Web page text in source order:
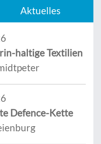
Aktuelles
haltige Textilien
Defence-Kette